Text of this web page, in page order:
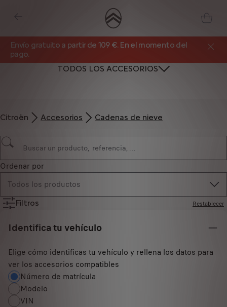
Envío gratuito a partir de 109 €. En el momento del
pago.
TODOS LOS ACCESORIOS
Citroën Accesorios Cadenas de nieve
Ordenar por
Todos los productos
Filtros Restablecer
Identifica tu vehículo
Elige cómo identificas tu vehículo y rellena los datos para
ver los accesorios compatibles
Número de matrícula
Modelo
VIN